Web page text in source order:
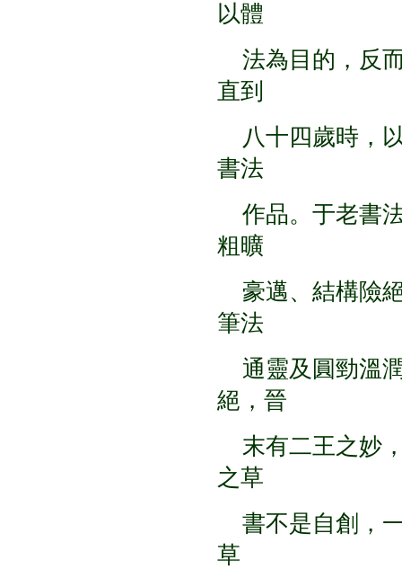
以體
法為目的，反
直到
八十四歲時，
書法
作品。于老書
粗曠
豪邁、結構險
筆法
通靈及圓勁溫
絕，晉
末有二王之妙
之草
書不是自創，
草